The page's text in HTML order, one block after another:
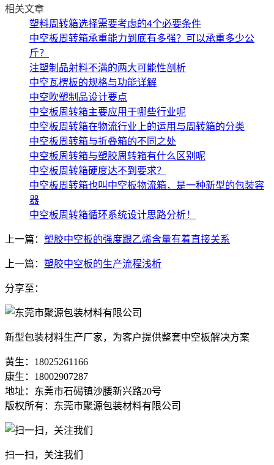
相关文章
塑料周转箱选择需要考虑的4个必要条件
中空板周转箱承重能力到底有多强？可以承重多少公
斤？
注塑制品射料不满的两大可能性剖析
中空瓦楞板的规格与功能详解
中空吹塑制品设计要点
中空板周转箱主要应用于哪些行业呢
中空板周转箱在物流行业上的运用与周转箱的分类
中空板周转箱与折叠箱的不同之处
中空板周转箱与塑胶周转箱有什么区别呢
中空板周转箱硬度达不到要求？
中空板周转箱也叫中空板物流箱，是一种新型的包装容
器
中空板周转箱循环系统设计思路分析！
上一篇： 塑胶中空板的强度跟乙烯含量有着直接关系
上一篇： 塑胶中空板的生产流程浅析
分享至：
新型包装材料生产厂家，为客户提供整套中空板解决方案
黄生：18025261166
康生：18002907287
地址：东莞市石碣镇沙腰新兴路20号
版权所有：东莞市聚源包装材料有限公司
扫一扫，关注我们